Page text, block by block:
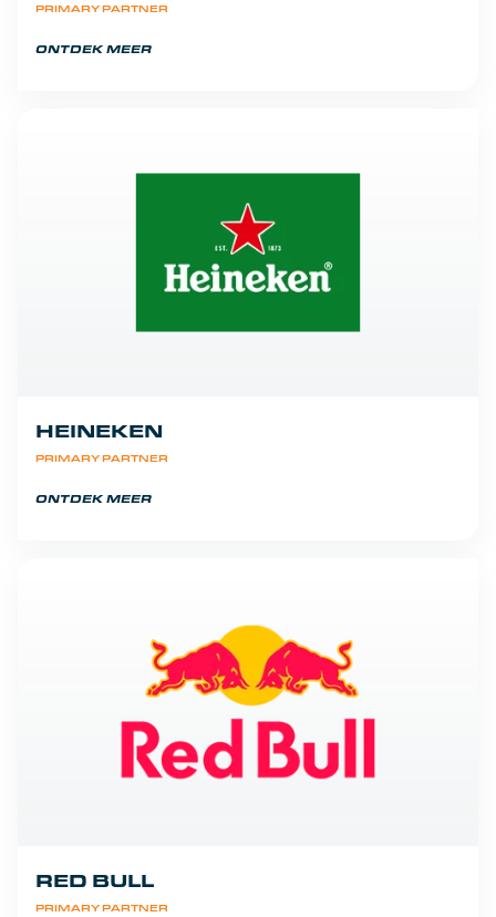
PRIMARY PARTNER
ONTDEK MEER
PRIMARY PARTNER
HEINEKEN
ONTDEK MEER
PRIMARY PARTNER
RED BULL